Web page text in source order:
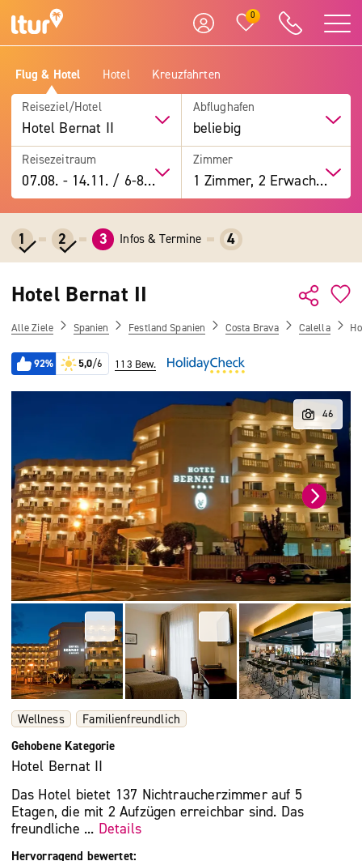
0
Flug & Hotel Hotel Kreuzfahrten
Reiseziel/Hotel
Hotel Bernat II
Abflughafen
beliebig
Reisezeitraum
07.08. -14.11. / 6-8 Tage
Zimmer
1 Zimmer, 2 Erwachsene
1 2 3 Infos & Termine 4
Hotel Bernat II
Alle Ziele Spanien Festland Spanien Costa Brava Calella
92% 5,0/6 113 Bew.
Wellness
Familienfreundlich
Gehobene Kategorie
Hotel Bernat II
Das Hotel bietet 137 Nichtraucherzimmer auf 5
Etagen, die mit 2 Aufzügen erreichbar sind. Das
freundliche ... Details
Hervorragend bewertet: